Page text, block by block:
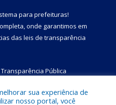
para prefeituras!
onde garantimos em
das leis de transparência
Pública
sua experiência de
nosso portal, você